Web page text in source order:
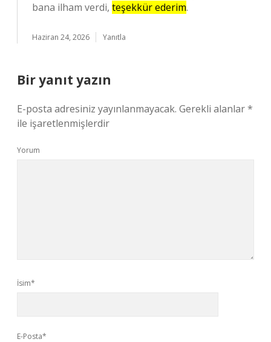
bana ilham verdi, teşekkür ederim.
Haziran 24, 2026 Yanıtla
Bir yanıt yazın
E-posta adresiniz yayınlanmayacak. Gerekli alanlar*
ile işaretlenmişlerdir
Yorum
İsim*
E-Posta*